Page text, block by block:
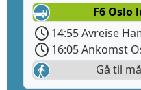
F6 Oslo
14:55 Avreise
16:05 Ankomst
Gå til